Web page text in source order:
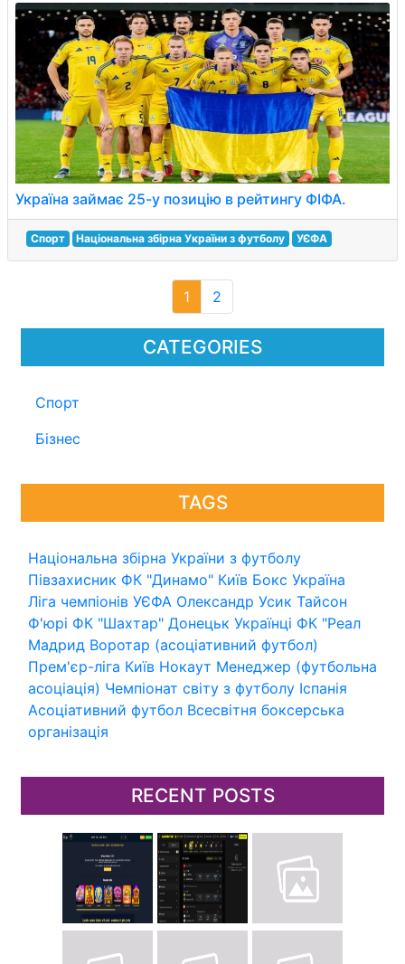
CATEGORIES
Спорт
Бізнес
TAGS
Національна збірна України з футболу
Півзахисник ФК "Динамо" Київ Бокс Україна
Ліга чемпіонів УЄФА Олександр Усик Тайсон
Ф'юрі ФК "Шахтар" Донецьк Українці ФК "Реал
Мадрид Воротар (асоціативний футбол)
Прем'єр-ліга Київ Нокаут Менеджер (футбольна
асоціація) Чемпіонат світу з футболу Іспанія
Асоціативний футбол Всесвітня боксерська
організація
RECENT POSTS
Україна займає 25-у позицію в рейтингу ФІФА.
Спорт Національна збірна України з футболу УЄФА
1 2